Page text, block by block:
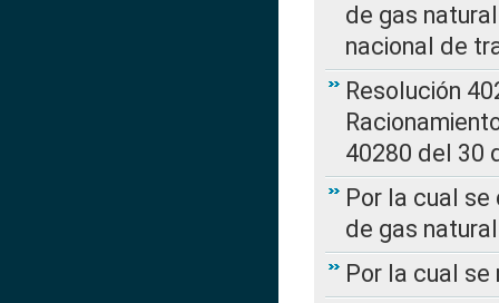
de gas
nacional de
Resolución
40280 del 30
Por la cual
de gas natural
Por la cual se